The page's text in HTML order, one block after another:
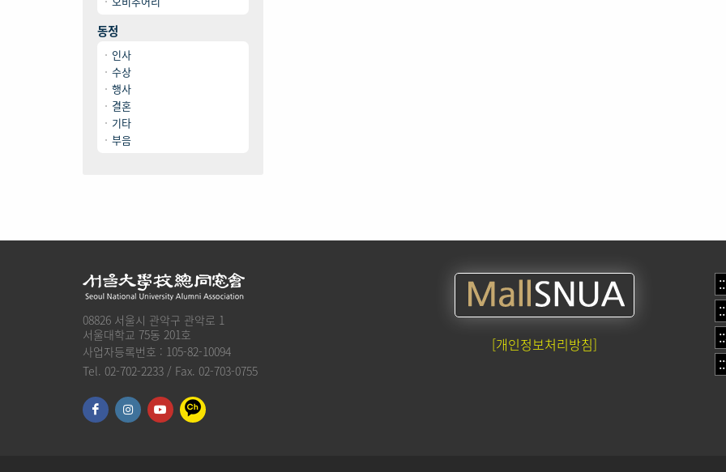
동정
인사
수상
행사
결혼
기타
부음
08826 서울시 관악구 관악로 1
서울대학교 75동 201호
사업자등록번호 : 105-82-10094
Tel. 02-702-2233 / Fax. 02-703-0755
[개인정보처리방침]